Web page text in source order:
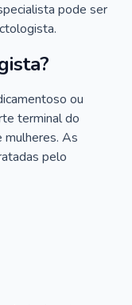
pode ser
ou
terminal do
As
pelo